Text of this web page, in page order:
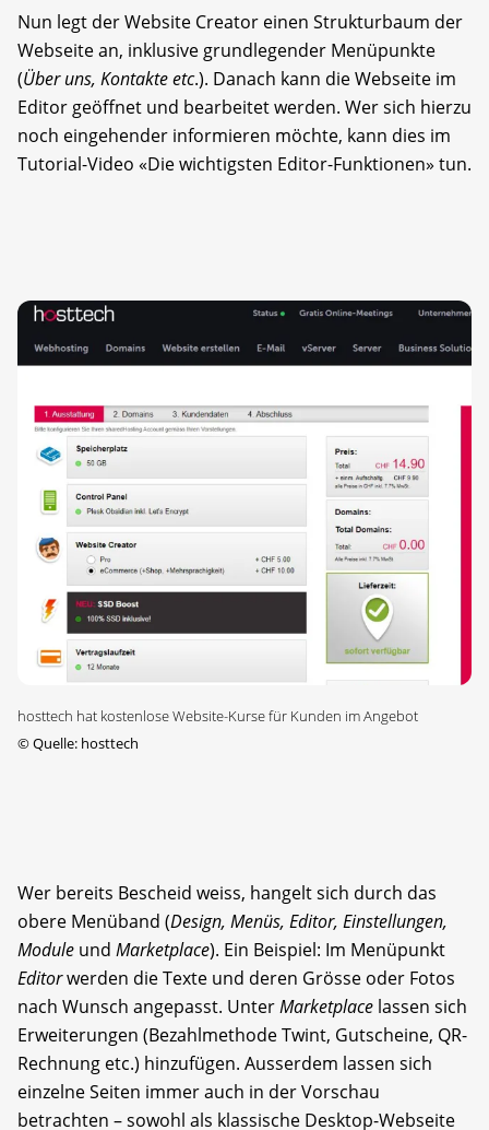
Nun legt der Website Creator einen Strukturbaum der
Webseite an, inklusive grundlegender Menüpunkte
(Über uns, Kontakte etc.). Danach kann die Webseite im
Editor geöffnet und bearbeitet werden. Wer sich hierzu
noch eingehender informieren möchte, kann dies im
Tutorial-Video «Die wichtigsten Editor-Funktionen» tun.
hosttech hat kostenlose Website-Kurse für Kunden im Angebot
©Quelle: hosttech
Wer bereits Bescheid weiss, hangelt sich durch das
obere Menüband (Design, Menüs, Editor, Einstellungen,
Module und Marketplace). Ein Beispiel: Im Menüpunkt
Editorwerden die Texte und deren Grösse oder Fotos
nach Wunsch angepasst. UnterMarketplace lassen sich
Erweiterungen (Bezahlmethode Twint, Gutscheine, QR-
Rechnung etc.) hinzufügen. Ausserdem lassen sich
einzelne Seiten immer auch in der Vorschau
betrachten – sowohl als klassische Desktop-Webseite